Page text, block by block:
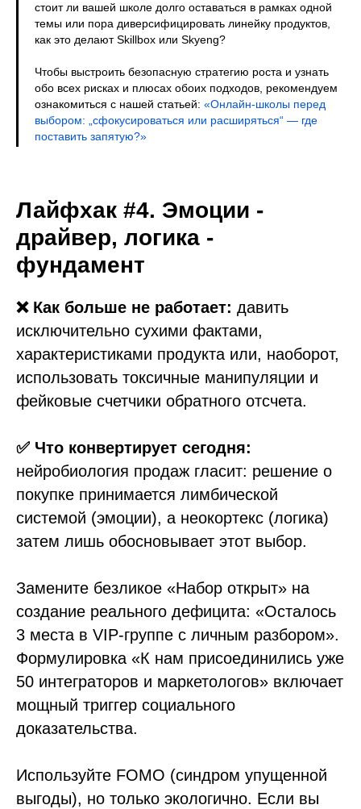
стоит ли вашей школе долго оставаться в рамках одной
темы или пора диверсифицировать линейку продуктов,
как это делают Skillbox или Skyeng?
Чтобы выстроить безопасную стратегию роста и узнать
обо всех рисках и плюсах обоих подходов, рекомендуем
ознакомиться с нашей статьей: «Онлайн-школы перед
выбором: „сфокусироваться или расширяться“ — где
поставить запятую?»
Лайфхак #4. Эмоции -
драйвер, логика -
фундамент
❌ Как больше не работает: давить
исключительно сухими фактами,
характеристиками продукта или, наоборот,
использовать токсичные манипуляции и
фейковые счетчики обратного отсчета.
✅ Что конвертирует сегодня:
нейробиология продаж гласит: решение о
покупке принимается лимбической
системой (эмоции), а неокортекс (логика)
затем лишь обосновывает этот выбор.
Замените безликое «Набор открыт» на
создание реального дефицита: «Осталось
3 места в VIP-группе с личным разбором».
Формулировка «К нам присоединились уже
50 интеграторов и маркетологов» включает
мощный триггер социального
доказательства.
Используйте FOMO (синдром упущенной
выгоды), но только экологично. Если вы